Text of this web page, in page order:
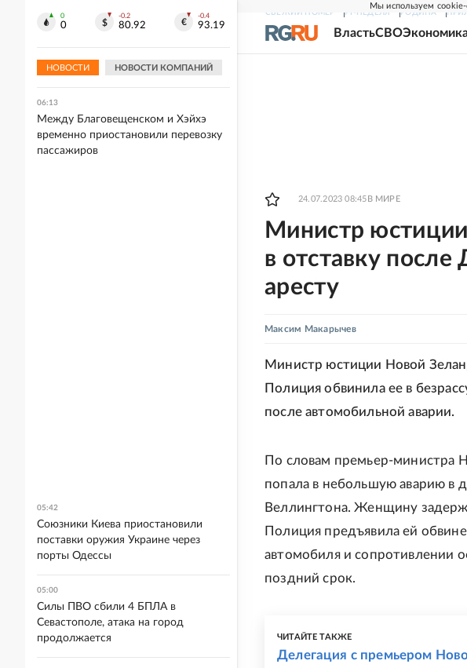
Мы используем
СВЕЖИЙ НОМЕР РГ-НЕДЕЛЯ РОДИНА
ВластьСВО
24.07.2023 08:45 В МИРЕ
Министр
в отставку
аресту
Максим Макарычев
Министр юстиции Новой
Полиция обвинила ее в
после автомобильной аварии.
По словам премьер-министра
попала в небольшую аварию в
Веллингтона. Женщину
Полиция предъявила ей
автомобиля и сопротивлении
поздний срок.
ЧИТАЙТЕ ТАКЖЕ
Делегация с премьером
0
0
-0.2
80.92
-0.4
93.19
НОВОСТИ НОВОСТИ КОМПАНИЙ
06:32
миры Ивана Билибина"
06:13
Между Благовещенском и Хэйхэ
временно приостановили перевозку
пассажиров
05:42
Союзники Киева приостановили
поставки оружия Украине через
порты Одессы
05:00
Силы ПВО сбили 4 БПЛА в
Севастополе, атака на город
продолжается